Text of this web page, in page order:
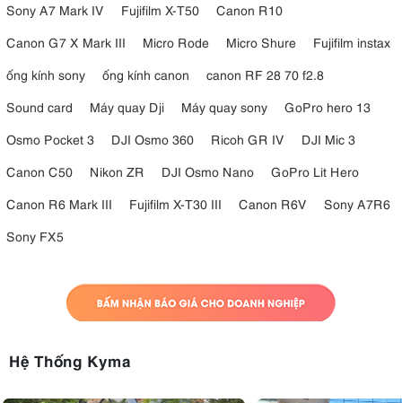
Sony A7 Mark IV
Fujifilm X-T50
Canon R10
Canon G7 X Mark III
Micro Rode Micro Shure
Fujifilm instax
ống kính sony
ống kính canon
canon RF 28 70 f2.8
Sound card
Máy quay Dji Máy quay sony
GoPro hero 13
Osmo Pocket 3
DJI Osmo 360 Ricoh GR IV
DJI Mic 3
Canon C50
Nikon ZR DJI Osmo Nano
GoPro Lit Hero
Canon R6 Mark III
Fujifilm X-T30 III Canon R6V
Sony A7R6
Sony FX5
Hệ Thống Kyma